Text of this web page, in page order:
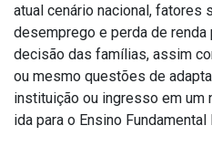
atual cenário nacional, fatores
desemprego e perda de
decisão das famílias, assim
ou mesmo questões de
instituição ou ingresso em um
ida para o Ensino